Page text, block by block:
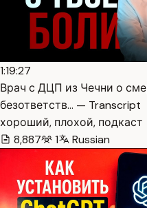
1:19:27
Врач с ДЦП из Чечни о
безответств… — Transcript
хороший, плохой, подкаст
8,887
1 Russian